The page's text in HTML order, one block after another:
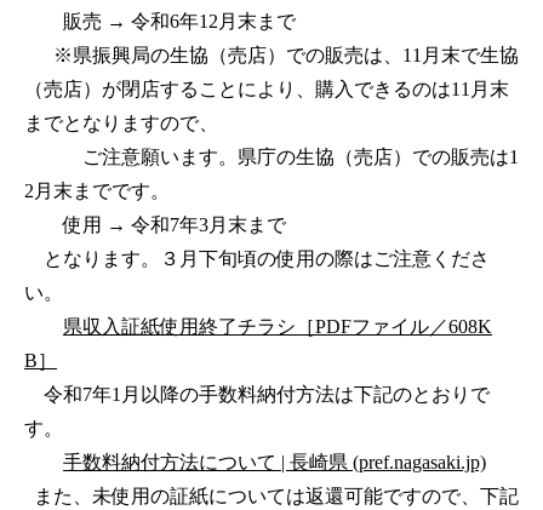
販売 → 令和6年12月末まで
※県振興局の生協（売店）での販売は、11月末で生協
（売店）が閉店することにより、購入できるのは11月末
までとなりますので、
ご注意願います。県庁の生協（売店）での販売は1
2月末までです。
使用 → 令和7年3月末まで
となります。３月下旬頃の使用の際はご注意くださ
い。
県収入証紙使用終了チラシ［PDFファイル／608K
B］
令和7年1月以降の手数料納付方法は下記のとおりで
す。
手数料納付方法について | 長崎県 (pref.nagasaki.jp)
また、未使用の証紙については返還可能ですので、下記